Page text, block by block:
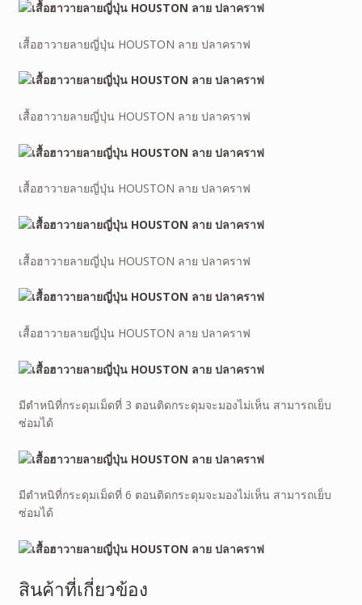
เสื้อฮาวายลายญี่ปุ่น HOUSTON ลาย ปลาคราฟ
เสื้อฮาวายลายญี่ปุ่น HOUSTON ลาย ปลาคราฟ
เสื้อฮาวายลายญี่ปุ่น HOUSTON ลาย ปลาคราฟ
เสื้อฮาวายลายญี่ปุ่น HOUSTON ลาย ปลาคราฟ
เสื้อฮาวายลายญี่ปุ่น HOUSTON ลาย ปลาคราฟ
มีตำหนิที่กระดุมเม็ดที่ 3 ตอนติดกระดุมจะมองไม่เห็น สามารถเย็บ
ซ่อมได้
มีตำหนิที่กระดุมเม็ดที่ 6 ตอนติดกระดุมจะมองไม่เห็น สามารถเย็บ
ซ่อมได้
สินค้าที่เกี่ยวข้อง